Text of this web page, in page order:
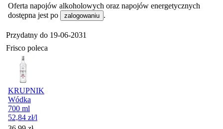
Oferta napojów alkoholowych oraz napojów energetycznych
dostępna jest po
zalogowaniu .
Przydatny do 19-06-2031
Frisco poleca
KRUPNIK
Wódka
700 ml
52,84 zł/l